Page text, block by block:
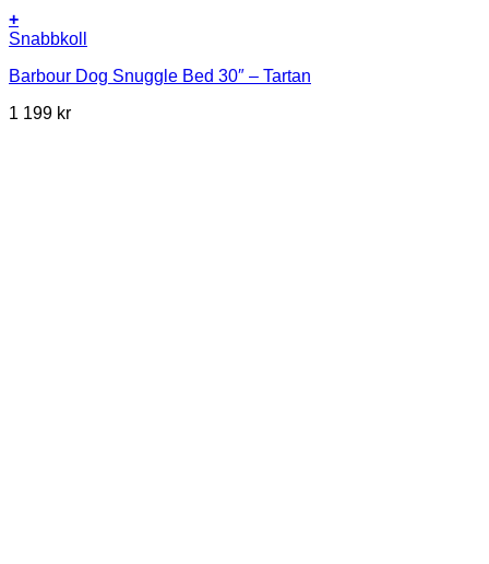
+
Snabbkoll
Barbour Dog Snuggle Bed 30″ – Tartan
1 199 kr